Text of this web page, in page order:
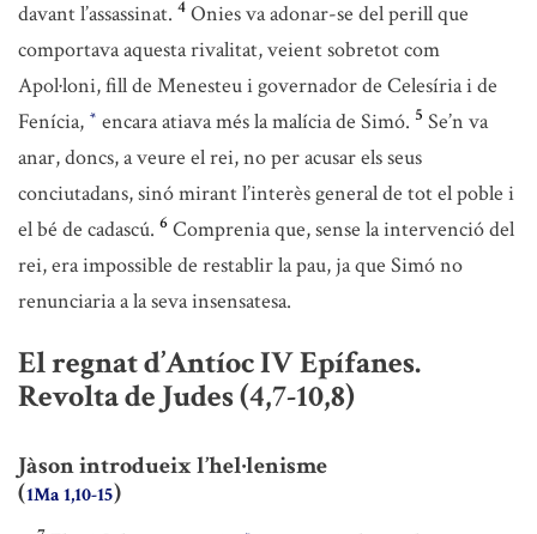
davant l’assassinat. 4 Onies va adonar-se del perill que
comportava aquesta rivalitat, veient sobretot com
Apol·loni, fill de Menesteu i governador de Celesíria i de
Fenícia, * encara atiava més la malícia de Simó. 5 Se’n va
anar, doncs, a veure el rei, no per acusar els seus
conciutadans, sinó mirant l’interès general de tot el poble i
el bé de cadascú. 6 Comprenia que, sense la intervenció del
rei, era impossible de restablir la pau, ja que Simó no
renunciaria a la seva insensatesa.
El regnat d’Antíoc IV Epífanes.
Revolta de Judes (4,7-10,8)
Jàson introdueix l’hel·lenisme
(1Ma 1,10-15)